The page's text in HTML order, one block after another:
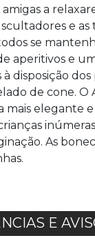
amigas a
e as
se
aperitivos e
disposição dos
de cone. O
mais elegante
As
E